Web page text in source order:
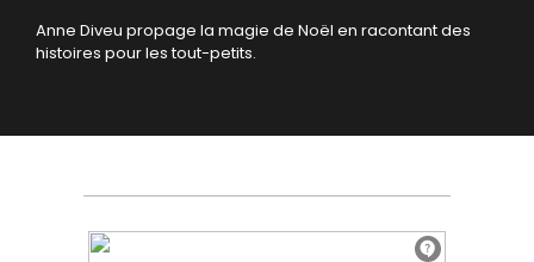
Anne Diveu propage la magie de Noël en racontant des
histoires pour les tout-petits.